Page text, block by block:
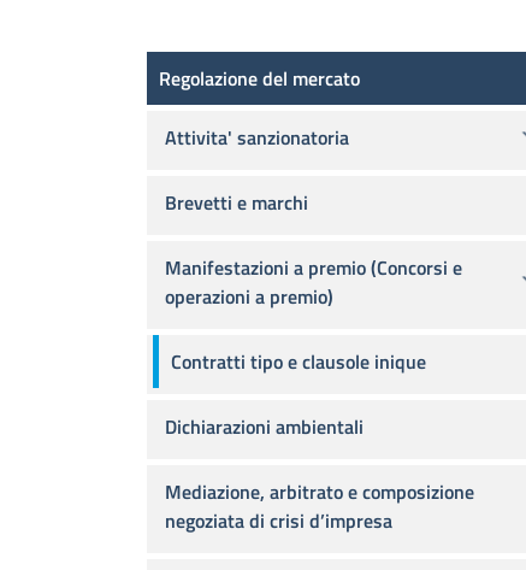
Regolazione del mercato
Regolazione del mercato
Attivita' sanzionatoria
Brevetti e marchi
Manifestazioni a premio (Concorsi e
operazioni a premio)
Contratti tipo e clausole inique
Dichiarazioni ambientali
Mediazione, arbitrato e composizione
negoziata di crisi d’impresa